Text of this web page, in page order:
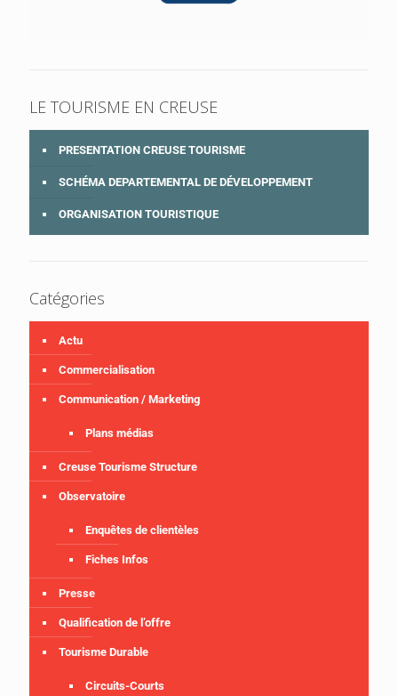
LE TOURISME EN CREUSE
PRESENTATION CREUSE TOURISME
SCHÉMA DEPARTEMENTAL DE DÉVELOPPEMENT
ORGANISATION TOURISTIQUE
Catégories
Actu
Commercialisation
Communication / Marketing
Plans médias
Creuse Tourisme Structure
Observatoire
Enquêtes de clientèles
Fiches Infos
Presse
Qualification de l’offre
Tourisme Durable
Circuits-Courts